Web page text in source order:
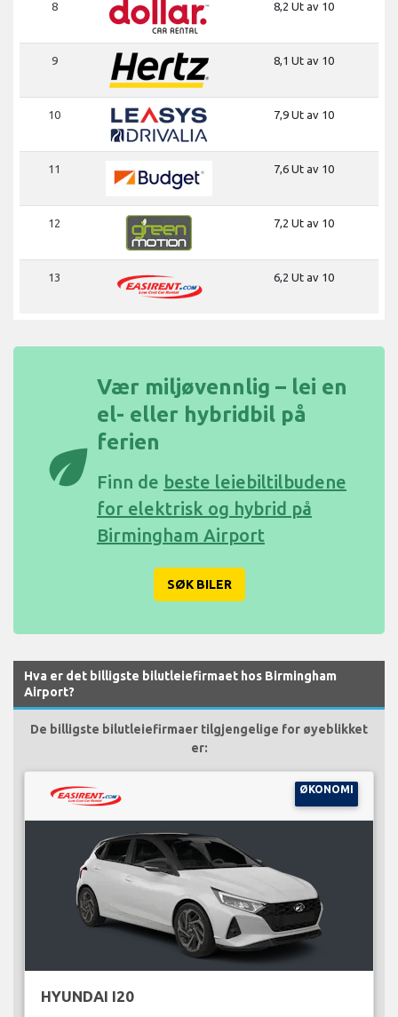
8 8,2 Ut av 10
9 8,1 Ut av 10
10 7,9 Ut av 10
11 7,6 Ut av 10
12 7,2 Ut av 10
13 6,2 Ut av 10
eco
Vær miljøvennlig – lei en
el- eller hybridbil på
ferien
Finn de beste leiebiltilbudene
for elektrisk og hybrid på
Birmingham Airport
SØK BILER
Hva er det billigste bilutleiefirmaet hos Birmingham
Airport?
De billigste bilutleiefirmaer tilgjengelige for øyeblikket
er:
ØKONOMI
HYUNDAI I20